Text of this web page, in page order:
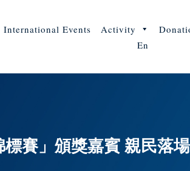
International Events Activity
En
賽」頒獎嘉賓 親民落